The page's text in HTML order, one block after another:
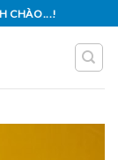
CHÀO...!